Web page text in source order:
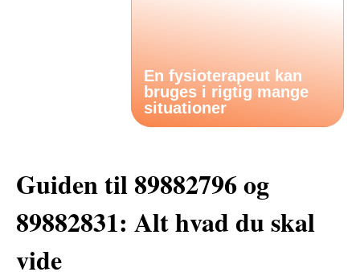
En fysioterapeut kan
bruges i rigtig mange
situationer
Guiden til 89882796 og
89882831: Alt hvad du skal
vide